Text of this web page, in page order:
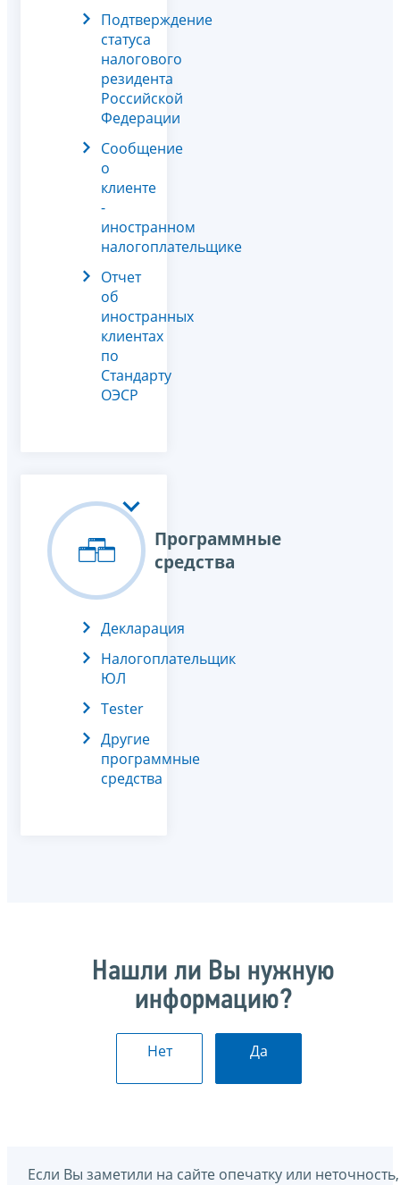
Подтверждение
статуса
налогового
резидента
Российской
Федерации
Сообщение
о
клиенте
-
иностранном
налогоплательщике
Отчет
об
иностранных
клиентах
по
Стандарту
ОЭСР
Программные
средства
Декларация
Налогоплательщик
ЮЛ
Tester
Другие
программные
средства
Нашли ли Вы нужную
информацию?
Нет Да
Если Вы заметили на сайте опечатку или неточность,